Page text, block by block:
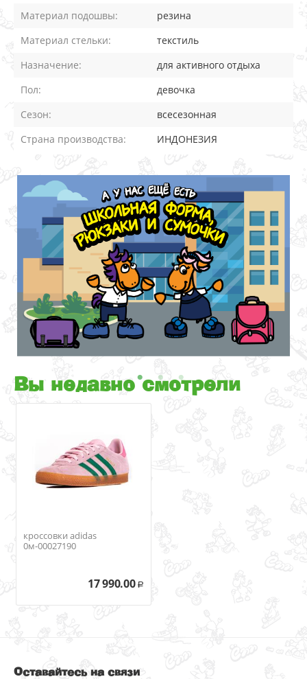
Материал подошвы:
резина
Материал стельки:
текстиль
Назначение:
для активного отдыха
Пол:
девочка
Сезон:
всесезонная
Страна производства:
ИНДОНЕЗИЯ
Вы недавно смотрели
кроссовки adidas
0м-00027190
17 990.00 Р
Оставайтесь на связи